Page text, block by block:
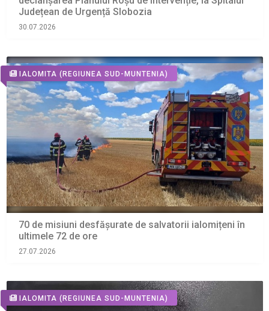
Județean de Urgență Slobozia
30.07.2026
IALOMITA (REGIUNEA SUD-MUNTENIA)
70 de misiuni desfășurate de salvatorii ialomițeni în
ultimele 72 de ore
27.07.2026
IALOMITA (REGIUNEA SUD-MUNTENIA)